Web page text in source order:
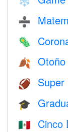
➗
🦠
🍂 Otoño
🏈 Super
🎓
🇲🇽 Cinco